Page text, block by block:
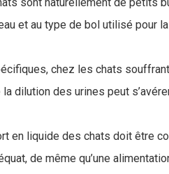
et au type de bol utilisé pour
chez les chats
dilution des urines peut
en liquide des chats doit être
de même qu’une